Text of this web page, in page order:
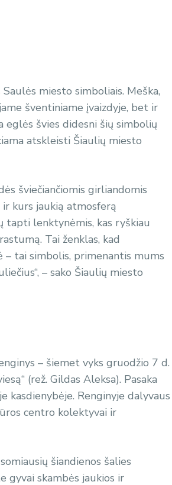
miesto simboliais. Meška,
šventiniame įvaizdyje, bet ir
eglės švies didesni šių simbolių
atskleisti Šiaulių miesto
šviečiančiomis girliandomis
kurs jaukią atmosferą
tapti lenktynėmis, kas ryškiau
Tai ženklas, kad
– tai simbolis, primenantis mums
– sako Šiaulių miesto
– šiemet vyks gruodžio 7 d.
(rež. Gildas Aleksa). Pasaka
kasdienybėje. Renginyje dalyvaus
centro kolektyvai ir
šiandienos šalies
gyvai skambės jaukios ir